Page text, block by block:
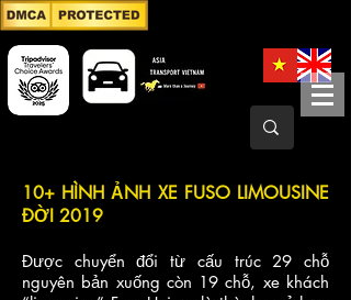
10+ HÌNH ẢNH XE FUSO LIMOUSINE
ĐỜI 2019
Được chuyển đổi từ cấu trúc 29 chỗ
nguyên bản xuống còn 19 chỗ, xe khách